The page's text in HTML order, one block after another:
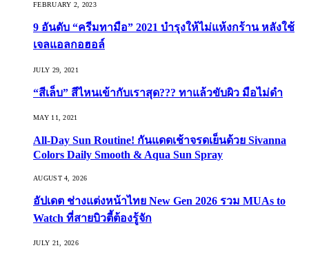
FEBRUARY 2, 2023
9 อันดับ “ครีมทามือ” 2021 บำรุงให้ไม่แห้งกร้าน หลังใช้
เจลแอลกอฮอล์
JULY 29, 2021
“สีเล็บ” สีไหนเข้ากับเราสุด??? ทาแล้วขับผิว มือไม่ดำ
MAY 11, 2021
All-Day Sun Routine! กันแดดเช้าจรดเย็นด้วย Sivanna
Colors Daily Smooth & Aqua Sun Spray
AUGUST 4, 2026
อัปเดต ช่างแต่งหน้าไทย New Gen 2026 รวม MUAs to
Watch ที่สายบิวตี้ต้องรู้จัก
JULY 21, 2026